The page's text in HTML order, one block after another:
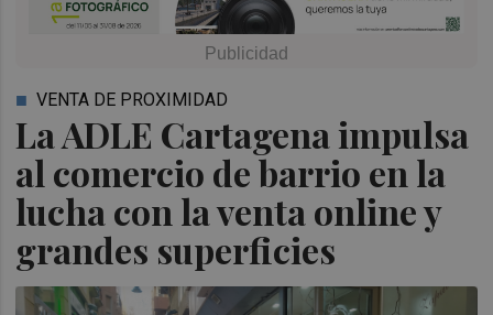
La ADLE Cartagena impulsa
al comercio de barrio en la
lucha con la venta online y
grandes superficies
VENTA DE PROXIMIDAD